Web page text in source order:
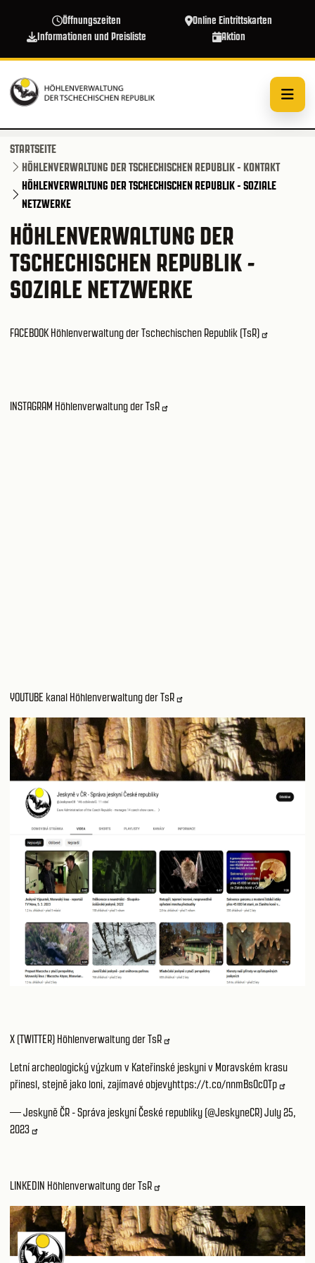
Öffnungszeiten
Online Eintrittskarten
Informationen und Preisliste
Aktion
STARTSEITE
HÖHLENVERWALTUNG DER TSCHECHISCHEN REPUBLIK - KONTAKT
HÖHLENVERWALTUNG DER TSCHECHISCHEN REPUBLIK - SOZIALE
NETZWERKE
HÖHLENVERWALTUNG DER
TSCHECHISCHEN REPUBLIK -
SOZIALE NETZWERKE
FACEBOOK Höhlenverwaltung der Tschechischen Republik (TsR)
INSTAGRAM Höhlenverwaltung der TsR
YOUTUBE kanal Höhlenverwaltung der TsR
X (TWITTER) Höhlenverwaltung der TsR
Letní archeologický výzkum v Kateřinské jeskyni v Moravském krasu
přinesl, stejně jako loni, zajímavé objevyhttps://t.co/nnmBs0c0Tp
— Jeskyně ČR - Správa jeskyní České republiky (@JeskyneCR)July 25,
2023
LINKEDIN Höhlenverwaltung der TsR